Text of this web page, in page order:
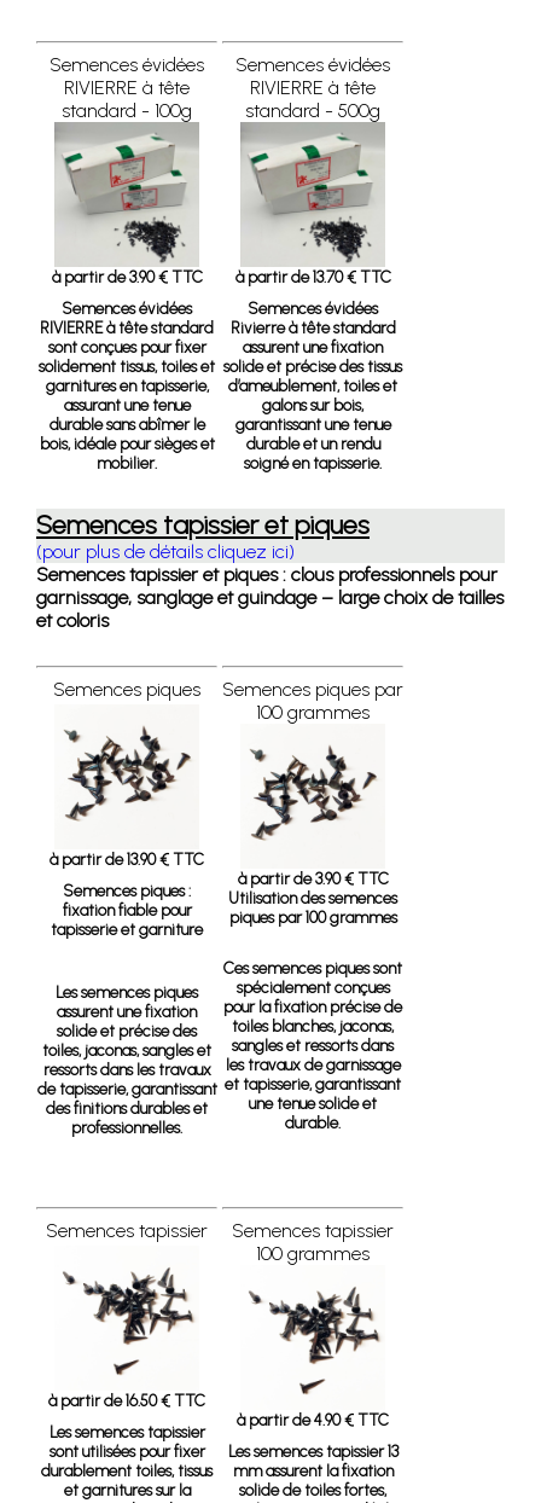
Semences évidées
RIVIERRE à tête
standard - 100g
à partir de 3.90 € TTC
Semences évidées
RIVIERRE à tête standard
sont conçues pour fixer
solidement tissus, toiles et
garnitures en tapisserie,
assurant une tenue
durable sans abîmer le
bois, idéale pour sièges et
mobilier.
Semences évidées
RIVIERRE à tête
standard - 500g
à partir de 13.70 € TTC
Semences évidées
Rivierre à tête standard
assurent une fixation
solide et précise des tissus
d’ameublement, toiles et
galons sur bois,
garantissant une tenue
durable et un rendu
soigné en tapisserie.
Semences tapissier et piques
(pour plus de détails cliquez ici)
Semences tapissier et piques : clous professionnels pour
garnissage, sanglage et guindage – large choix de tailles
et coloris
Semences piques
à partir de 13.90 € TTC
Semences piques :
fixation fiable pour
tapisserie et garniture
Les semences piques
assurent une fixation
solide et précise des
toiles, jaconas, sangles et
ressorts dans les travaux
de tapisserie, garantissant
des finitions durables et
professionnelles.
Semences piques par
100 grammes
à partir de 3.90 € TTC
Utilisation des semences
piques par 100 grammes
Ces semences piques sont
spécialement conçues
pour la fixation précise de
toiles blanches, jaconas,
sangles et ressorts dans
les travaux de garnissage
et tapisserie, garantissant
une tenue solide et
durable.
Semences tapissier
à partir de 16.50 € TTC
Les semences tapissier
sont utilisées pour fixer
durablement toiles, tissus
et garnitures sur la
Semences tapissier
100 grammes
à partir de 4.90 € TTC
Les semences tapissier 13
mm assurent la fixation
solide de toiles fortes,